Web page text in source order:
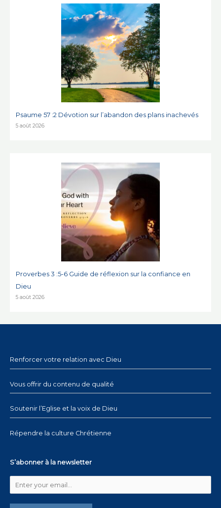
Psaume 57 :2 Dévotion sur l’abandon des plans inachevés
5 août 2026
Proverbes 3 :5-6 Guide de réflexion sur la confiance en
Dieu
5 août 2026
Renforcer votre relation avec Dieu
Vous offrir du contenu de qualité
Soutenir l’Eglise et la voix de Dieu
Répendre la culture Chrétienne
S’abonner à la newsletter